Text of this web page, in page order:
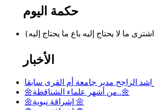
حكمة اليوم
الأخبار
الراجح مدير جامعة أم القرى سابقا
🌼من أشهر علماء الشناقطة..🌼
🌼إشراقة نبوية 🌼